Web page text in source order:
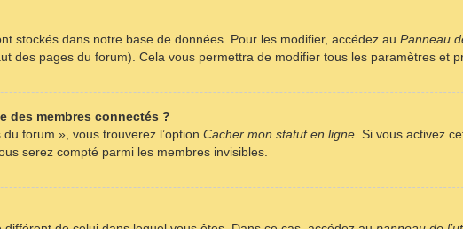
stockés dans notre base de données. Pour les modifier, accédez au Panneau
des pages du forum). Cela vous permettra de modifier tous les paramètres et
des membres connectés ?
forum », vous trouverez l’option Cacher mon statut en ligne . Si vous activez
serez compté parmi les membres invisibles.